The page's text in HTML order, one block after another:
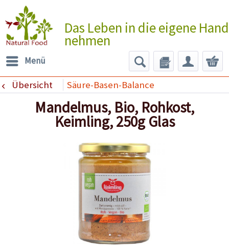
Das Leben in die eigene Hand
nehmen
Menü
Übersicht Säure-Basen-Balance
Mandelmus, Bio, Rohkost,
Keimling, 250g Glas